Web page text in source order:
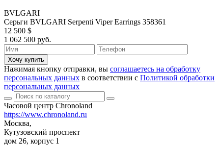
BVLGARI
Серьги BVLGARI Serpenti Viper Earrings 358361
12 500 $
1 062 500 руб.
Хочу купить
Нажимая кнопку отправки, вы соглашаетесь на обработку
персональных данных в соответствии с Политикой обработки
персональных данных
Часовой центр Chronoland
https://www.chronoland.ru
Москва,
Кутузовский проспект
дом 26, корпус 1